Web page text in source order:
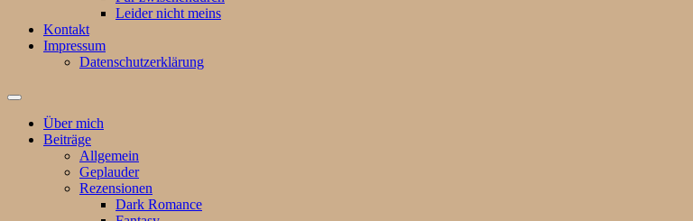
Leider nicht meins
Kontakt
Impressum
Datenschutzerklärung
Suchfeld
ein-/ausblenden
Über mich
Beiträge
Allgemein
Geplauder
Rezensionen
Dark Romance